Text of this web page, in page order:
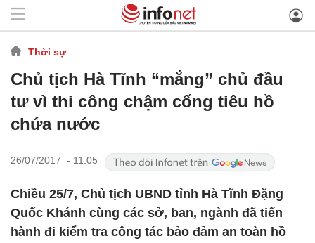
Thời sự
Chủ tịch Hà Tĩnh “mắng” chủ đầu
tư vì thi công chậm cống tiêu hồ
chứa nước
26/07/2017 - 11:05
Chiều 25/7, Chủ tịch UBND tỉnh Hà Tĩnh Đặng
Quốc Khánh cùng các sở, ban, ngành đã tiến
hành đi kiểm tra công tác bảo đảm an toàn hồ